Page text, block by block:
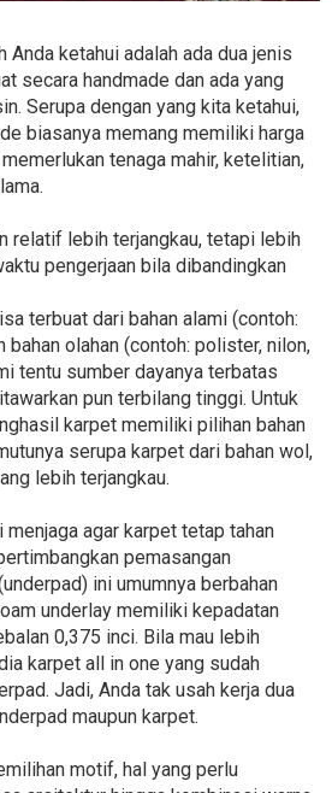
Anda ketahui adalah ada dua jenis
secara handmade dan ada yang
Serupa dengan yang kita ketahui,
biasanya memang memiliki harga
tenaga mahir, ketelitian,
relatif lebih terjangkau, tetapi lebih
pengerjaan bila dibandingkan
terbuat dari bahan alami (contoh:
bahan olahan (contoh: polister, nilon,
tentu sumber dayanya terbatas
pun terbilang tinggi. Untuk
karpet memiliki pilihan bahan
serupa karpet dari bahan wol,
lebih terjangkau.
menjaga agar karpet tetap tahan
pemasangan
ini umumnya berbahan
underlay memiliki kepadatan
0,375 inci. Bila mau lebih
karpet all in one yang sudah
Jadi, Anda tak usah kerja dua
maupun karpet.
motif, hal yang perlu